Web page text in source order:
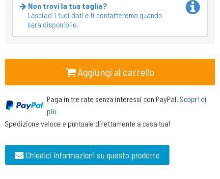
Non trovi la tua taglia?
Lasciaci i tuoi dati e ti contatteremo quando
sarà disponibile.
Aggiungi al carrello
Paga in tre rate senza interessi con PayPal. Scopri di
più
Spedizione veloce e puntuale direttamente a casa tua!
Chiedici informazioni su questo prodotto